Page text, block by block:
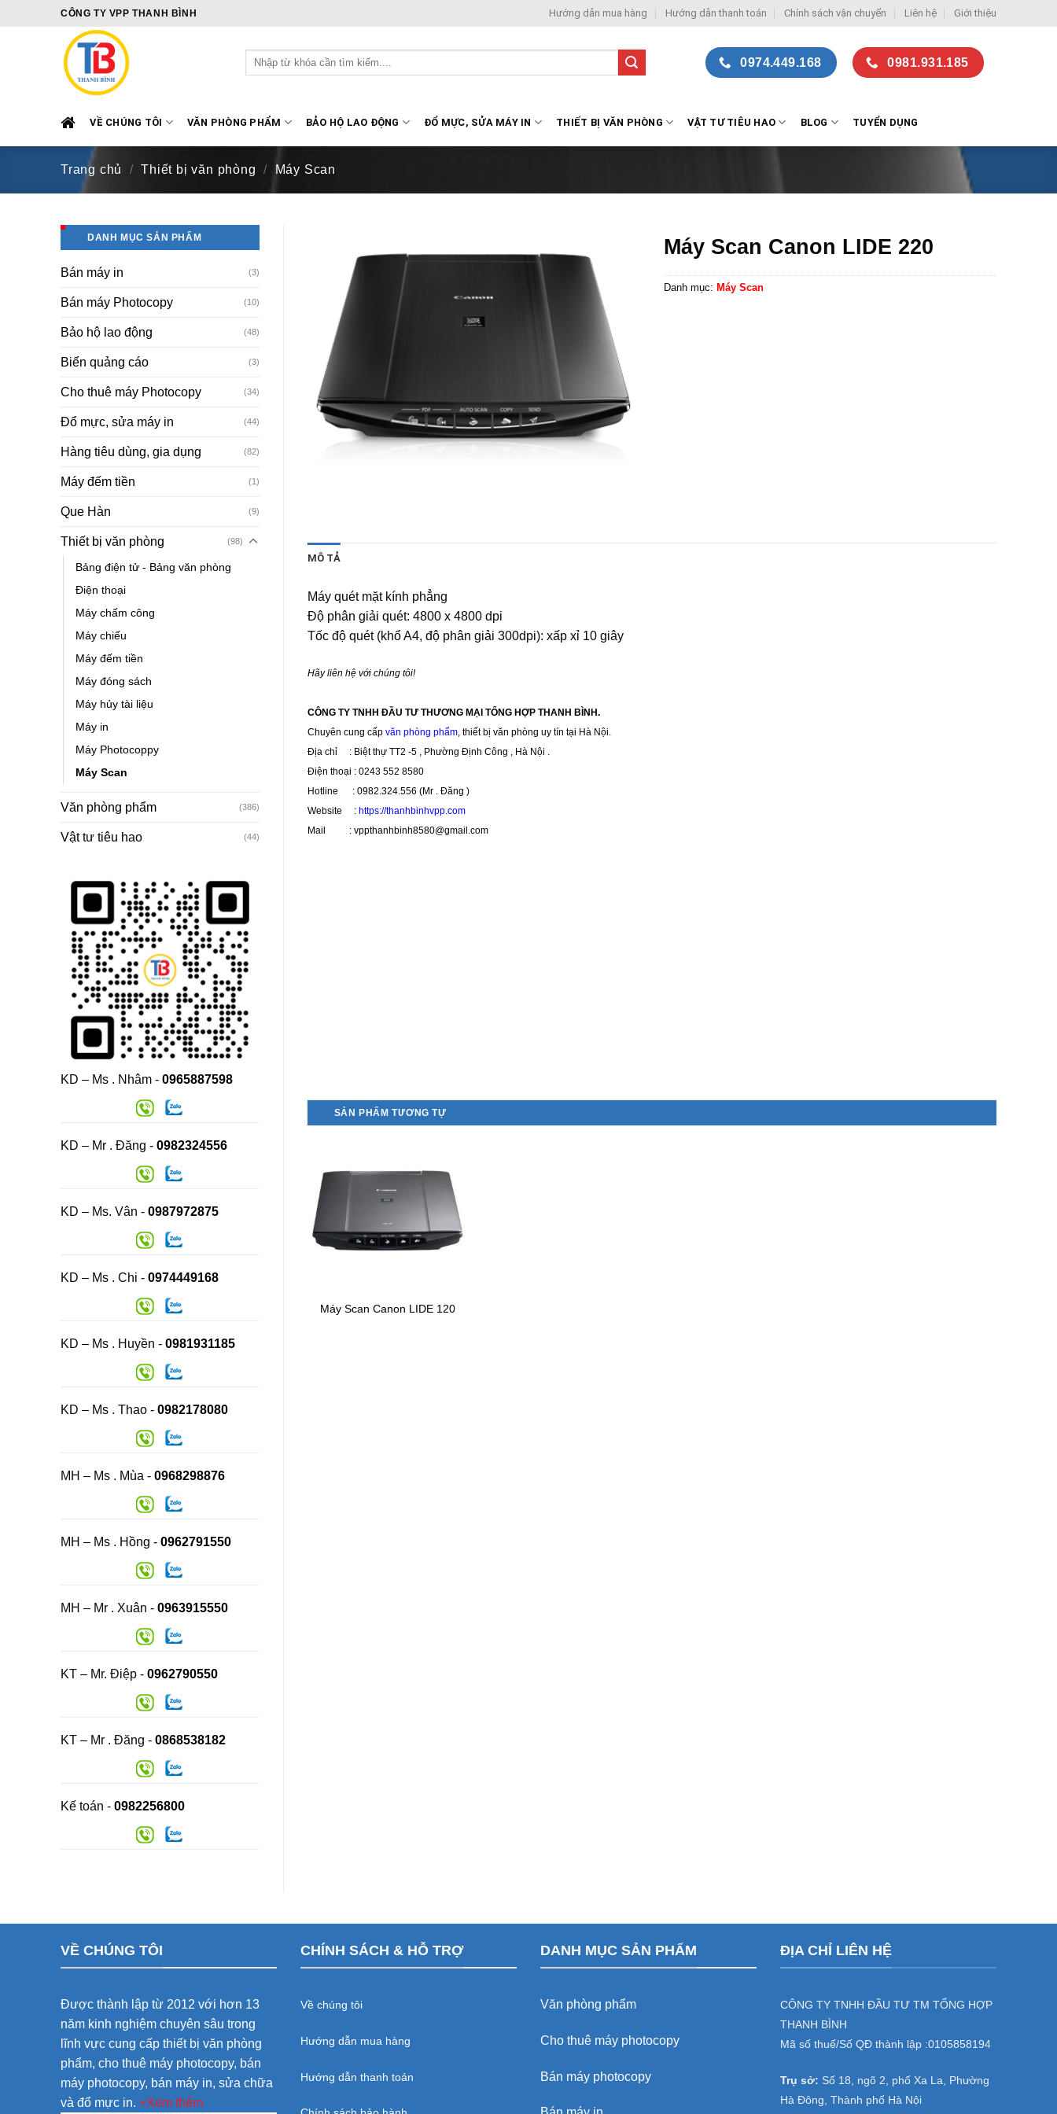
CÔNG TY VPP THANH BÌNH Hướng dẫn mua hàng Hướng dẫn thanh toán Chính sách vận chuyển Liên hệ Giới thiệu
Tìm
kiếm:
0974.449.168 0981.931.185
VỀ CHÚNG TÔI VĂN PHÒNG PHẨM BẢO HỘ LAO ĐỘNG ĐỔ MỰC, SỬA MÁY IN THIẾT BỊ VĂN PHÒNG VẬT TƯ TIÊU HAO BLOG TUYỂN DỤNG
Trang chủ / Thiết bị văn phòng / Máy Scan
DANH MỤC SẢN PHẨM
Bán máy in (3)
Bán máy Photocopy (10)
Bảo hộ lao động (48)
Biển quảng cáo (3)
Cho thuê máy Photocopy (34)
Đổ mực, sửa máy in (44)
Hàng tiêu dùng, gia dụng (82)
Máy đếm tiền (1)
Que Hàn (9)
Thiết bị văn phòng (98)
Bảng điện tử - Bảng văn phòng
Điện thoại
Máy chấm công
Máy chiếu
Máy đếm tiền
Máy đóng sách
Máy hủy tài liệu
Máy in
Máy Photocoppy
Máy Scan
Văn phòng phẩm (386)
Vật tư tiêu hao (44)
KD – Ms . Nhâm - 0965887598
KD – Mr . Đăng - 0982324556
KD – Ms. Vân - 0987972875
KD – Ms . Chi - 0974449168
KD – Ms . Huyền - 0981931185
KD – Ms . Thao - 0982178080
MH – Ms . Mùa - 0968298876
MH – Ms . Hồng - 0962791550
MH – Mr . Xuân - 0963915550
KT – Mr. Điệp - 0962790550
KT – Mr . Đăng - 0868538182
Kế toán - 0982256800
Máy Scan Canon LIDE 220
Danh mục: Máy Scan
MÔ TẢ
Máy quét mặt kính phẳng
Độ phân giải quét: 4800 x 4800 dpi
Tốc độ quét (khổ A4, độ phân giải 300dpi): xấp xỉ 10 giây
Hãy liên hệ với chúng tôi!
CÔNG TY TNHH ĐẦU TƯ THƯƠNG MẠI TỔNG HỢP THANH BÌNH.
Chuyên cung cấp văn phòng phẩm, thiết bị văn phòng uy tín tại Hà Nội.
Địa chỉ : Biệt thự TT2 -5 , Phường Định Công , Hà Nội .
Điện thoại : 0243 552 8580
Hotline : 0982.324.556 (Mr . Đăng )
Website : https://thanhbinhvpp.com
Mail : vppthanhbinh8580@gmail.com
SẢN PHẨM TƯƠNG TỰ
Máy Scan Canon LIDE 120
VỀ CHÚNG TÔI
Được thành lập từ 2012 với hơn 13
năm kinh nghiệm chuyên sâu trong
lĩnh vực cung cấp thiết bị văn phòng
phẩm, cho thuê máy photocopy, bán
máy photocopy, bán máy in, sửa chữa
và đổ mực in. +Xem thêm
CHÍNH SÁCH & HỖ TRỢ
Về chúng tôi
Hướng dẫn mua hàng
Hướng dẫn thanh toán
DANH MỤC SẢN PHẨM
Văn phòng phẩm
Cho thuê máy photocopy
Bán máy photocopy
ĐỊA CHỈ LIÊN HỆ
CÔNG TY TNHH ĐẦU TƯ TM TỔNG HỢP
THANH BÌNH
Mã số thuế/Số QĐ thành lập :0105858194
Trụ sở: Số 18, ngõ 2, phố Xa La, Phường
Hà Đông, Thành phố Hà Nội